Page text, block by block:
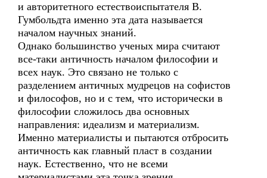
и авторитетного естествоиспытателя В.
Гумбольдта именно эта дата называется
началом научных знаний.
Однако большинство ученых мира считают
все-таки античность началом философии и
всех наук. Это связано не только с
разделением античных мудрецов на софистов
и философов, но и с тем, что исторически в
философии сложилось два основных
направления: идеализм и материализм.
Именно материалисты и пытаются отбросить
античность как главный пласт в создании
наук. Естественно, что не всеми